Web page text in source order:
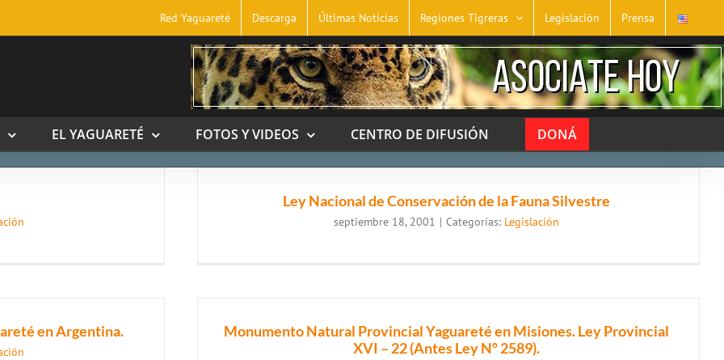
Red Yaguareté Descarga Últimas Noticias Regiones Tigreras Legislación Prensa
EL YAGUARETÉ FOTOS Y VIDEOS CENTRO DE DIFUSIÓN DONÁ
Ley Nacional de Conservación de la Fauna Silvestre
septiembre 18, 2001 | Categorías: Legislación
en Argentina.
Monumento Natural Provincial Yaguareté en Misiones. Ley Provincial
XVI – 22 (Antes Ley Nº 2589).